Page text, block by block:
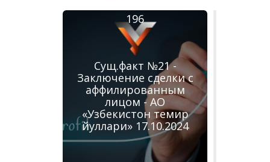
Сущ.факт №21 -
Заключение сделки с
аффилированным
лицом - АО
«Узбекистон темир
йуллари» 17.10.2024
196